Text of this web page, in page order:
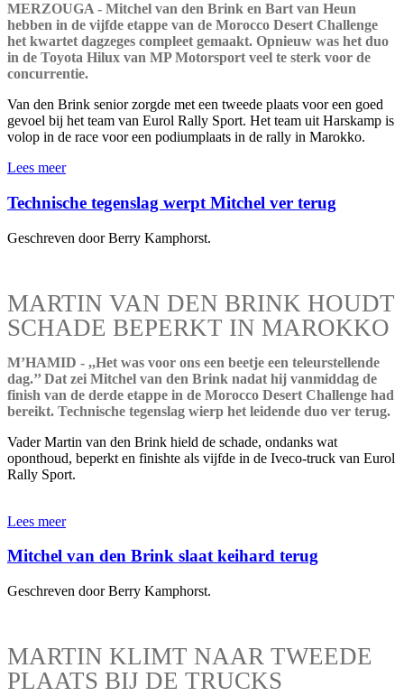
MERZOUGA - Mitchel van den Brink en Bart van Heun
hebben in de vijfde etappe van de Morocco Desert Challenge
het kwartet dagzeges compleet gemaakt. Opnieuw was het duo
in de Toyota Hilux van MP Motorsport veel te sterk voor de
concurrentie.
Van den Brink senior zorgde met een tweede plaats voor een goed
gevoel bij het team van Eurol Rally Sport. Het team uit Harskamp is
volop in de race voor een podiumplaats in de rally in Marokko.
Lees meer
Technische tegenslag werpt Mitchel ver terug
Geschreven door Berry Kamphorst.
MARTIN VAN DEN BRINK HOUDT
SCHADE BEPERKT IN MAROKKO
M’HAMID - ,,Het was voor ons een beetje een teleurstellende
dag.’’ Dat zei Mitchel van den Brink nadat hij vanmiddag de
finish van de derde etappe in de Morocco Desert Challenge had
bereikt. Technische tegenslag wierp het leidende duo ver terug.
Vader Martin van den Brink hield de schade, ondanks wat
oponthoud, beperkt en finishte als vijfde in de Iveco-truck van Eurol
Rally Sport.
Lees meer
Mitchel van den Brink slaat keihard terug
Geschreven door Berry Kamphorst.
MARTIN KLIMT NAAR TWEEDE
PLAATS BIJ DE TRUCKS